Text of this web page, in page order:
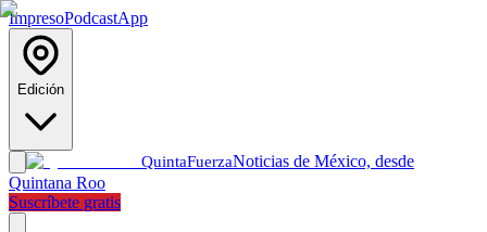
ImpresoPodcastApp
Edición
QuintaFuerzaNoticias de México, desde
Quintana Roo
Suscríbete gratis